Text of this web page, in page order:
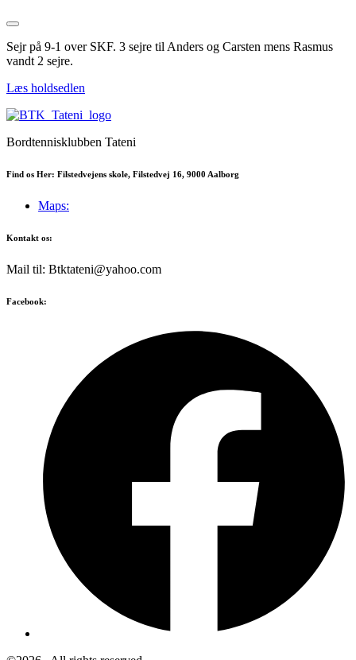
Sejr på 9-1 over SKF. 3 sejre til Anders og Carsten mens Rasmus
vandt 2 sejre.
Læs holdsedlen
Bordtennisklubben Tateni
Find os Her: Filstedvejens skole, Filstedvej 16, 9000 Aalborg
Maps:
Kontakt os:
Mail til: Btktateni@yahoo.com
Facebook: